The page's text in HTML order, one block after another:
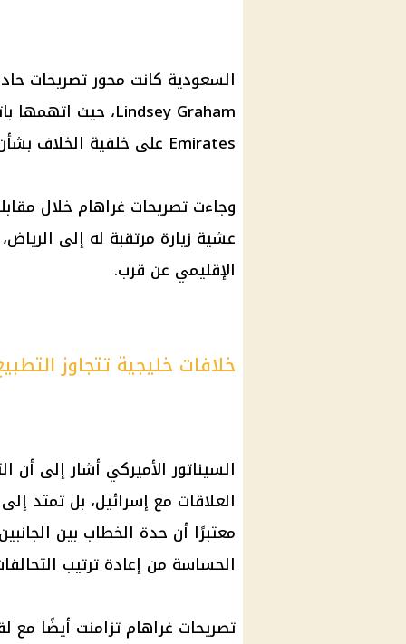
السعودية كانت محور تصريحات
Emirates على خلفية الخلاف بشأن مسار التطبيع مع Israel.
عشية زيارة مرتقبة له إلى
الإقليمي عن قرب.
خلافات خليجية تتجاوز
السيناتور الأميركي أشار إلى أن
العلاقات مع إسرائيل، بل تمتد
معتبرًا أن حدة الخطاب بين
الحساسة من إعادة ترتيب
تصريحات غراهام تزامنت أيضًا مع